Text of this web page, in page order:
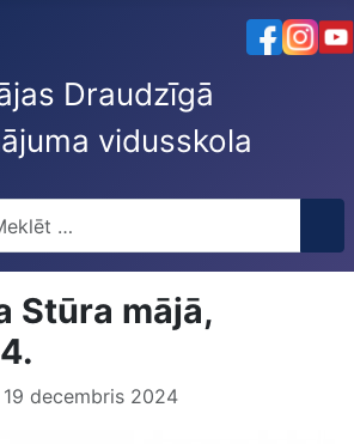
Draudzīgā
vidusskola
Stūra mājā,
decembris 2024